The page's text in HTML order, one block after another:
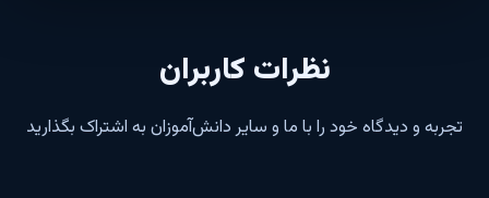
نظرات کاربران
تجربه و دیدگاه خود را با ما و سایر دانش‌آموزان به اشتراک بگذارید